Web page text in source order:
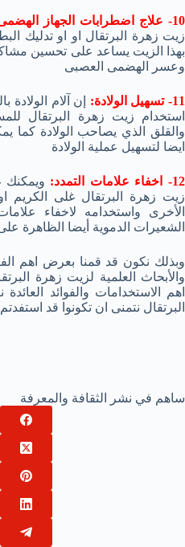
10- علاج اضطرابات الجهاز الهضمى:
زيت زهرة البرتقال او او تدليك
بهذا الزيت يساعد على تحسين
وعسر الهضمى العصبى
11- تسهيل الولادة:
إن آلام
استخدام زيت زهرة البرتقال
والقلق الذي يصاحب الولادة كما
ايضا لتسهيل عملية الولادة
12- اخفاء علامات التمدد:
زيت زهرة البرتقال غلى الكريم
الأخرى واستخدامه لاخفاء
الشعيرات الدموية أيضا الظاهرة
وبذلك نكون قد قمنا بعرض اهم
والأبحاث العلمية لزيت زهرة
اهم الاستخدامات والفوائد
البرتقال نتمنى ان تكونوا قد استفدتم
ساهم في نشر الثقافة والمعرفة